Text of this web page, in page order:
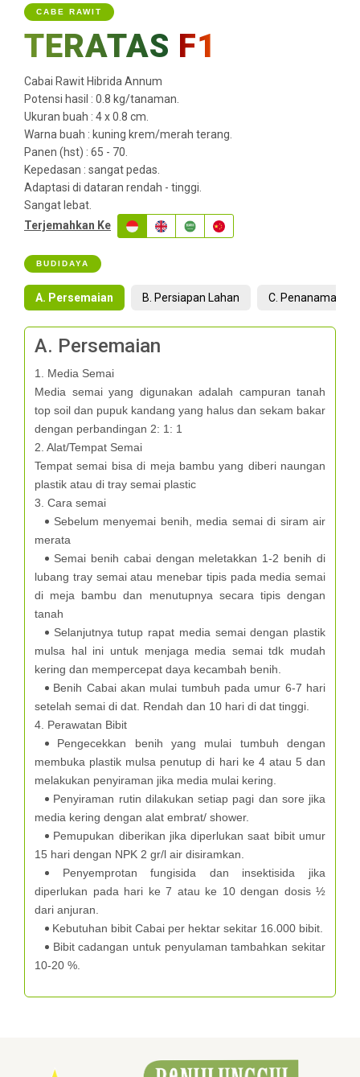
CABE RAWIT
TERATAS F1
Cabai Rawit Hibrida Annum
Potensi hasil : 0.8 kg/tanaman.
Ukuran buah : 4 x 0.8 cm.
Warna buah : kuning krem/merah terang.
Panen (hst) : 65 - 70.
Kepedasan : sangat pedas.
Adaptasi di dataran rendah - tinggi.
Sangat lebat.
Terjemahkan Ke
BUDIDAYA
A. Persemaian B. Persiapan Lahan C. Penanaman
A. Persemaian
1. Media Semai
Media semai yang digunakan adalah campuran tanah
top soil dan pupuk kandang yang halus dan sekam bakar
dengan perbandingan 2: 1: 1
2. Alat/Tempat Semai
Tempat semai bisa di meja bambu yang diberi naungan
plastik atau di tray semai plastic
3. Cara semai
Sebelum menyemai benih, media semai di siram air
merata
Semai benih cabai dengan meletakkan 1-2 benih di
lubang tray semai atau menebar tipis pada media semai
di meja bambu dan menutupnya secara tipis dengan
tanah
Selanjutnya tutup rapat media semai dengan plastik
mulsa hal ini untuk menjaga media semai tdk mudah
kering dan mempercepat daya kecambah benih.
Benih Cabai akan mulai tumbuh pada umur 6-7 hari
setelah semai di dat. Rendah dan 10 hari di dat tinggi.
4. Perawatan Bibit
Pengecekkan benih yang mulai tumbuh dengan
membuka plastik mulsa penutup di hari ke 4 atau 5 dan
melakukan penyiraman jika media mulai kering.
Penyiraman rutin dilakukan setiap pagi dan sore jika
media kering dengan alat embrat/ shower.
Pemupukan diberikan jika diperlukan saat bibit umur
15 hari dengan NPK 2 gr/l air disiramkan.
Penyemprotan fungisida dan insektisida jika
diperlukan pada hari ke 7 atau ke 10 dengan dosis ½
dari anjuran.
Kebutuhan bibit Cabai per hektar sekitar 16.000 bibit.
Bibit cadangan untuk penyulaman tambahkan sekitar
10-20 %.